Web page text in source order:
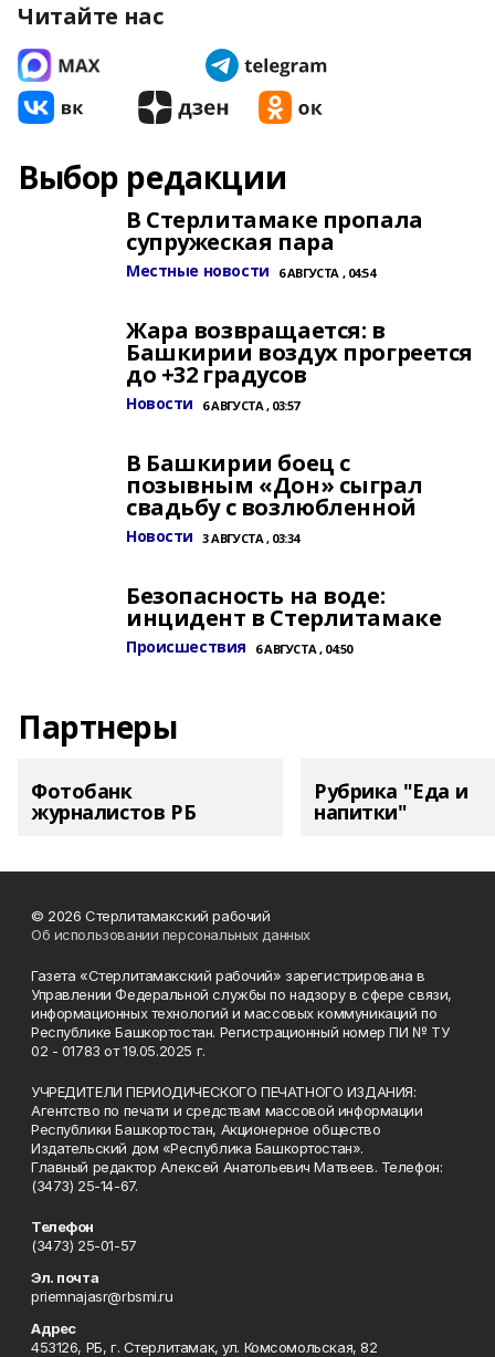
Читайте нас
Выбор редакции
В Стерлитамаке пропала
супружеская пара
Местные новости 6 АВГУСТА , 04:54
Жара возвращается: в
Башкирии воздух прогреется
до +32 градусов
Новости 6 АВГУСТА , 03:57
В Башкирии боец с
позывным «Дон» сыграл
свадьбу с возлюбленной
Новости 3 АВГУСТА , 03:34
Безопасность на воде:
инцидент в Стерлитамаке
Происшествия 6 АВГУСТА , 04:50
Партнеры
Фотобанк
журналистов РБ
Рубрика "Еда и
напитки"
© 2026 Стерлитамакский рабочий
Об использовании персональных данных
Газета «Стерлитамакский рабочий» зарегистрирована в
Управлении Федеральной службы по надзору в сфере связи,
информационных технологий и массовых коммуникаций по
Республике Башкортостан. Регистрационный номер ПИ № ТУ
02 - 01783 от 19.05.2025 г.
УЧРЕДИТЕЛИ ПЕРИОДИЧЕСКОГО ПЕЧАТНОГО ИЗДАНИЯ:
Агентство по печати и средствам массовой информации
Республики Башкортостан, Акционерное общество
Издательский дом «Республика Башкортостан».
Главный редактор Алексей Анатольевич Матвеев. Телефон:
(3473) 25-14-67.
Телефон
(3473) 25-01-57
Эл. почта
priemnajasr@rbsmi.ru
Адрес
453126, РБ, г. Стерлитамак, ул. Комсомольская, 82